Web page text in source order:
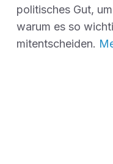
politisches Gut,
warum es so
mitentscheiden.